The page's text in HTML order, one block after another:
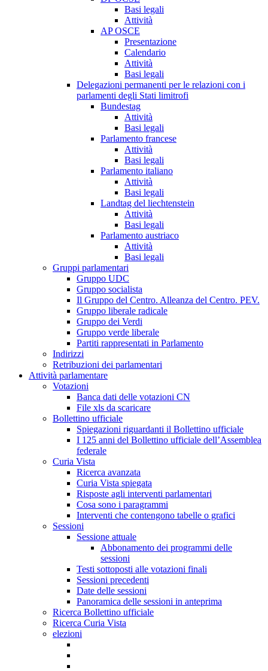
Basi legali
Attività
AP OSCE
Presentazione
Calendario
Attività
Basi legali
Delegazioni permanenti per le relazioni con i
parlamenti degli Stati limitrofi
Bundestag
Attività
Basi legali
Parlamento francese
Attività
Basi legali
Parlamento italiano
Attività
Basi legali
Landtag del liechtenstein
Attività
Basi legali
Parlamento austriaco
Attività
Basi legali
Gruppi parlamentari
Gruppo UDC
Gruppo socialista
Il Gruppo del Centro. Alleanza del Centro. PEV.
Gruppo liberale radicale
Gruppo dei Verdi
Gruppo verde liberale
Partiti rappresentati in Parlamento
Indirizzi
Retribuzioni dei parlamentari
Attività parlamentare
Votazioni
Banca dati delle votazioni CN
File xls da scaricare
Bollettino ufficiale
Spiegazioni riguardanti il Bollettino ufficiale
I 125 anni del Bollettino ufficiale dell’Assemblea
federale
Curia Vista
Ricerca avanzata
Curia Vista spiegata
Risposte agli interventi parlamentari
Cosa sono i paragrammi
Interventi che contengono tabelle o grafici
Sessioni
Sessione attuale
Abbonamento dei programmi delle
sessioni
Testi sottoposti alle votazioni finali
Sessioni precedenti
Date delle sessioni
Panoramica delle sessioni in anteprima
Ricerca Bollettino ufficiale
Ricerca Curia Vista
elezioni